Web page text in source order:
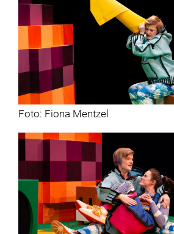
Foto: Fiona Mentzel